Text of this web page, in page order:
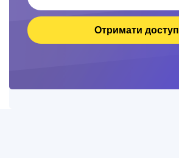
Отримати доступ